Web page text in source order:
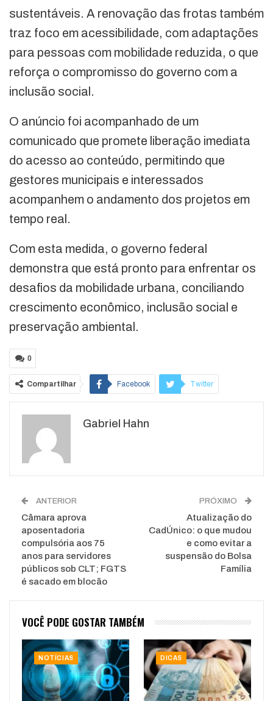
sustentáveis. A renovação das frotas também
traz foco em acessibilidade, com adaptações
para pessoas com mobilidade reduzida, o que
reforça o compromisso do governo com a
inclusão social.
O anúncio foi acompanhado de um
comunicado que promete liberação imediata
do acesso ao conteúdo, permitindo que
gestores municipais e interessados
acompanhem o andamento dos projetos em
tempo real.
Com esta medida, o governo federal
demonstra que está pronto para enfrentar os
desafios da mobilidade urbana, conciliando
crescimento econômico, inclusão social e
preservação ambiental.
0
Compartilhar Facebook Twitter
WhatsApp
Gabriel Hahn
ANTERIOR
Câmara aprova
aposentadoria
compulsória aos 75
anos para servidores
públicos sob CLT; FGTS
é sacado em blocão
PRÓXIMO
Atualização do
CadÚnico: o que mudou
e como evitar a
suspensão do Bolsa
Família
VOCÊ PODE GOSTAR TAMBÉM
NOTÍCIAS DICAS